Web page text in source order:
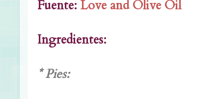
Fuente: Love and Olive Oil
Ingredientes:
* Pies: